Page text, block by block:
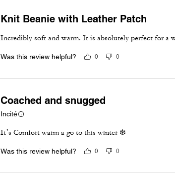
Knit Beanie with Leather Patch
Incredibly soft and warm. It is absolutely perfect for a
Was this review helpful? 0 0
Coached and snugged
Incité
It’s Comfort warm a go to this winter ❄️
Was this review helpful? 0 0